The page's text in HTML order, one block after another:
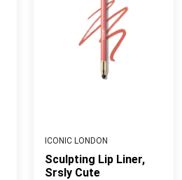
ICONIC LONDON
Sculpting Lip Liner,
Srsly Cute